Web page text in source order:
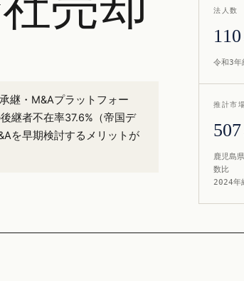
継・M&Aプラットフォー
継者不在率37.6%（帝国デ
を早期検討するメリットが
法人数
110
令和3年
推計市
507
鹿児島
数比
2024年